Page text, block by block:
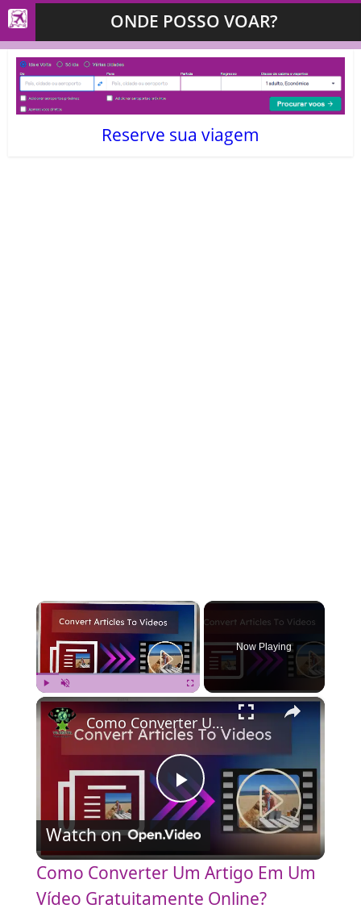
ONDE POSSO VOAR?
Reserve sua viagem
×
Play Unmute Fullscreen
Now Playing
×
P
l
a
Como Converter Um Artigo Em Um Vídeo Gratuitamente Online?
Watch on
Como Converter Um Artigo Em Um
Vídeo Gratuitamente Online?